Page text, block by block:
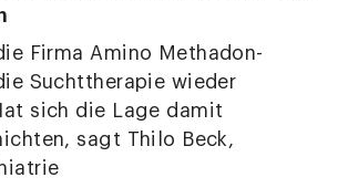
Firma Amino Methadon-
Suchttherapie wieder
sich die Lage damit
sagt Thilo Beck,